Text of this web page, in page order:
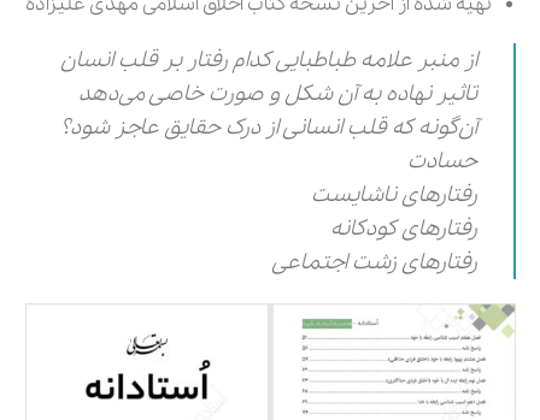
از منبر علامه طباطبایی کدام رفتار بر قلب انسان
تاثیر نهاده به آن شکل و صورت خاصی می‌دهد
آن‌گونه که قلب انسانی از درک حقایق عاجز شود؟
حسادت
رفتارهای ناشایست
رفتارهای کودکانه
رفتارهای زشت اجتماعی